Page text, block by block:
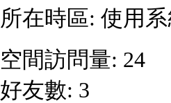
所在時區: 使用
空間訪問量: 24
好友數: 3